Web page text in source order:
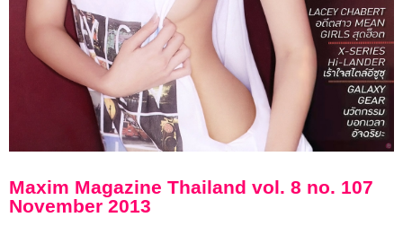
Maxim Magazine Thailand vol. 8 no. 107
November 2013